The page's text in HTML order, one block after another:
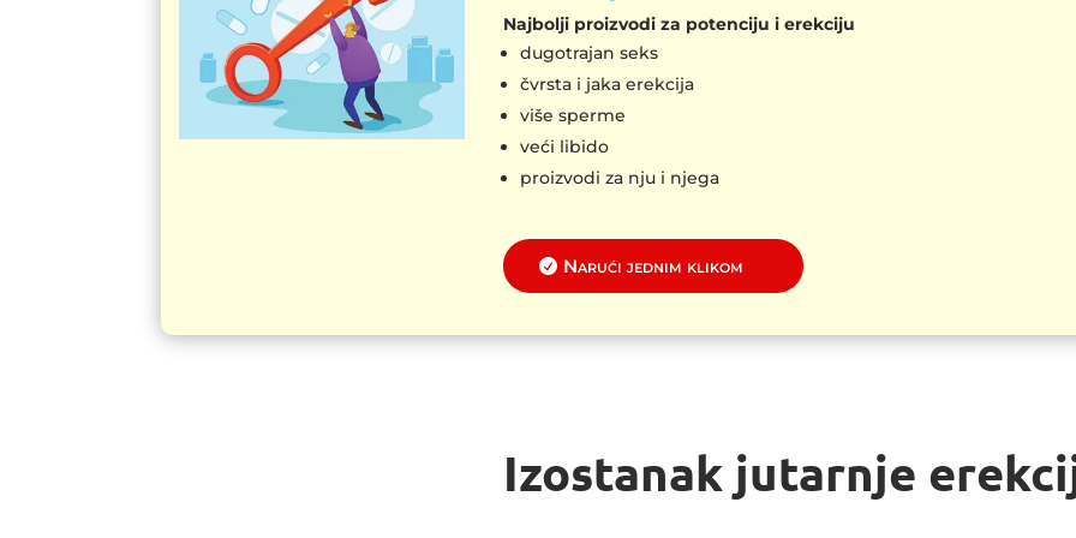
Najbolji proizvodi za potenciju i erekciju
dugotrajan seks
čvrsta i jaka erekcija
više sperme
veći libido
proizvodi za nju i njega
Narući jednim klikom
Izostanak jutarnje